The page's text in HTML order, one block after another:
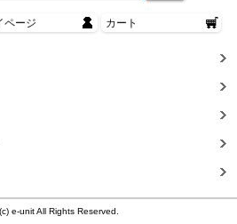
ページ カート
e-unit All Rights Reserved.